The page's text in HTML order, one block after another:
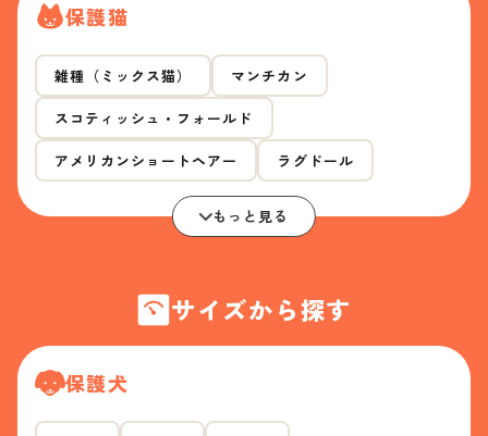
保護猫
雑種（ミックス猫） マンチカン
スコティッシュ・フォールド
アメリカンショートヘアー ラグドール
もっと見る
サイズから探す
保護犬